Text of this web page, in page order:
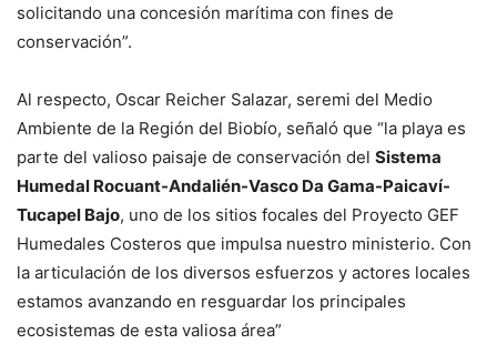
solicitando una concesión marítima con fines de
conservación”.
Al respecto, Oscar Reicher Salazar, seremi del Medio
Ambiente de la Región del Biobío, señaló que “la playa es
parte del valioso paisaje de conservación del Sistema
Humedal Rocuant-Andalién-Vasco Da Gama-Paicaví-
Tucapel Bajo, uno de los sitios focales del Proyecto GEF
Humedales Costeros que impulsa nuestro ministerio. Con
la articulación de los diversos esfuerzos y actores locales
estamos avanzando en resguardar los principales
ecosistemas de esta valiosa área”